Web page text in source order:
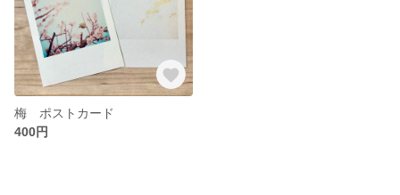
梅 ポストカード
400円